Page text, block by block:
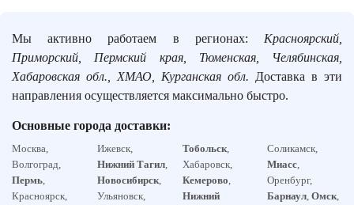
Мы активно работаем в регионах: Красноярский,
Приморский, Пермский края, Тюменская, Челябинская,
Хабаровская обл., ХМАО, Курганская обл. Доставка в эти
направления осуществляется максимально быстро.
Основные города доставки:
Москва,
Волгоград,
Пермь,
Красноярск,
Ижевск,
Нижний Тагил,
Новосибирск,
Ульяновск,
Тобольск,
Хабаровск,
Кемерово,
Нижний
Соликамск,
Миасс,
Оренбург,
Барнаул,Омск,